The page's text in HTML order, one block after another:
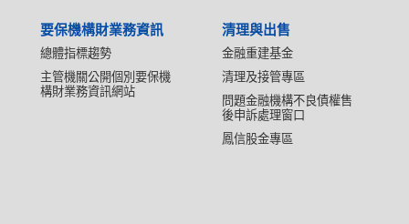
要保機構財業務資訊
總體指標趨勢
主管機關公開個別要保機
構財業務資訊網站
清理與出售
金融重建基金
清理及接管專區
問題金融機構不良債權售
後申訴處理窗口
鳳信股金專區